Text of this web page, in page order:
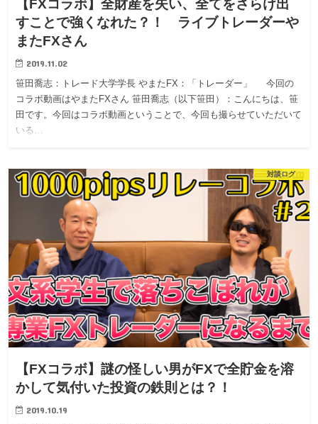
【FXコラボ】全財産を失い、全てをさらけ出
すことで強くなれた？！ ライブトレーダーや
またFXさん
2019.11.02
笹田喬志：トレード大学学長 やまたFX：「トレーダー」 今回の
コラボ動画はやまたFXさん 笹田喬志（以下笹田）：こんにちは、笹
田です。今回はコラボ動画ということで、今回も撮らせていただいて
いる…
対談ログ
【FXコラボ】謎の怪しい男がFXで全貯金を溶
かして気付いた投資の鉄則とは？！
2019.10.19